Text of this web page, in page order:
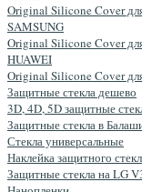
Original Silicone Cover
SAMSUNG
Original Silicone Cover
HUAWEI
Original Silicone Cover
Защитные стекла дешево
3D, 4D, 5D защитные
Защитные стекла в
Стекла универсальные
Наклейка защитного
Защитные стекла на LG